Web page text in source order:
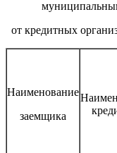
от кредитных
Наименование
заемщика